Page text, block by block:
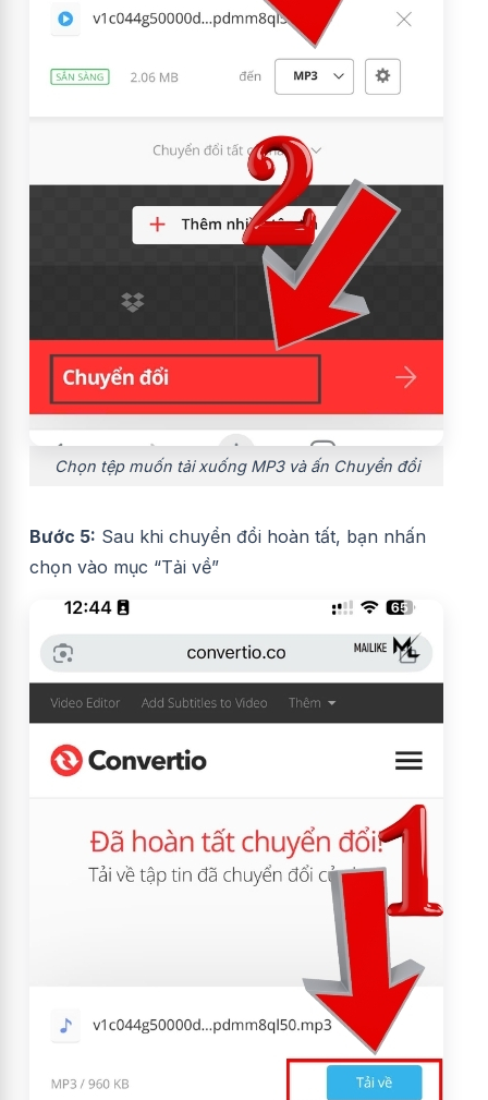
Chọn tệp muốn tải xuống MP3 và ấn Chuyển đổi
Bước 5: Sau khi chuyển đổi hoàn tất, bạn nhấn
chọn vào mục “Tải về”